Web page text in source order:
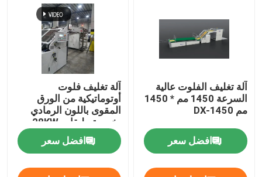
آلة تغليف الفلوت عالية
السرعة 1450 مم * 1450
مم DX-1450
افضل سعر
آلة تغليف فلوت
أوتوماتيكية من الورق
المقوى باللون الرمادي
بخمسة طبقات 28KW
DX-1650XL
افضل سعر